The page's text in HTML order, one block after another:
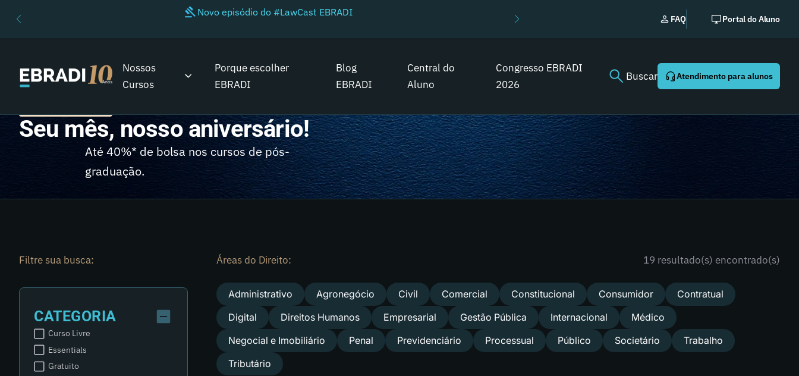
Novo episódio do #LawCast EBRADI
EBRADI | NEWS: o
Youtube agora!
FAQ Portal do Aluno
Nossos
Cursos
Porque escolher
EBRADI
Blog
EBRADI
Central do
Aluno
Congresso EBRADI
2026
Buscar Atendimento para alunos
Seu mês, nosso aniversário!
Até 40%* de bolsa nos cursos de pós-
graduação.
Filtre sua busca:
CATEGORIA
Curso Livre
Essentials
Gratuito
Áreas do Direito: 19 resultado(s) encontrado(s)
Administrativo Agronegócio Civil Comercial Constitucional Consumidor
Contratual
Digital
Direitos Humanos Empresarial Gestão Pública Internacional
Médico
Negocial e Imobiliário
Penal Previdenciário Processual Público Societário
Trabalho
Tributário